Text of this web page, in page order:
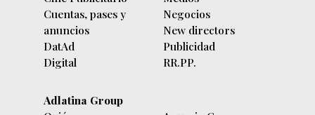
Cuentas, pases y
anuncios
DatAd
Digital
Negocios
New directors
Publicidad
RR.PP.
Adlatina Group